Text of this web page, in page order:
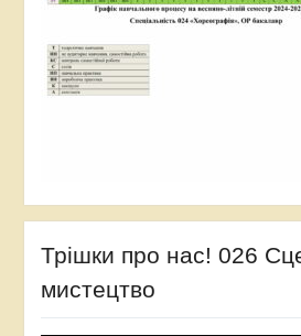
Трішки про нас! 026
мистецтво